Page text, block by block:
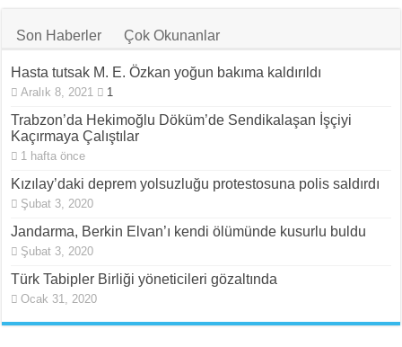
Son Haberler Çok Okunanlar
Hasta tutsak M. E. Özkan yoğun bakıma kaldırıldı
Aralık 8, 2021 1
Trabzon’da Hekimoğlu Döküm’de Sendikalaşan İşçiyi
Kaçırmaya Çalıştılar
1 hafta önce
Kızılay’daki deprem yolsuzluğu protestosuna polis saldırdı
Şubat 3, 2020
Jandarma, Berkin Elvan’ı kendi ölümünde kusurlu buldu
Şubat 3, 2020
Türk Tabipler Birliği yöneticileri gözaltında
Ocak 31, 2020